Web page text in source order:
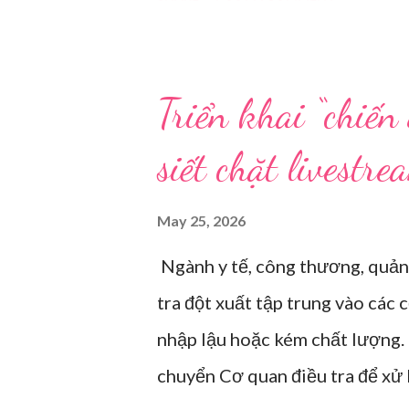
vài phút, phòng khách được
Một chiếc điện thoại được gắn
bị sẵn lời thoại và trao đổi
bàn xem dùng từ nào trong
trên camera. Ông cô nhăn mặt
“Người già như tụi ông không
Triển khai
siết chặt
May 25, 2026
Ngành y tế, công thương,
tra đột xuất tập trung vào các
nhập lậu hoặc kém chất
chuyển Cơ quan điều tra để